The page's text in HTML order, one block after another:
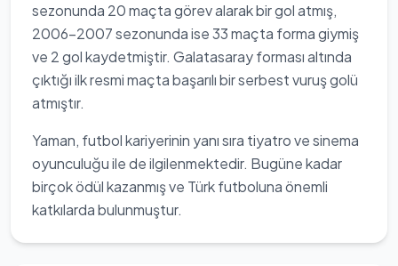
sezonunda 20 maçta görev alarak bir gol atmış,
2006-2007 sezonunda ise 33 maçta forma giymiş
ve 2 gol kaydetmiştir. Galatasaray forması altında
çıktığı ilk resmi maçta başarılı bir serbest vuruş golü
atmıştır.
Yaman, futbol kariyerinin yanı sıra tiyatro ve sinema
oyunculuğu ile de ilgilenmektedir. Bugüne kadar
birçok ödül kazanmış ve Türk futboluna önemli
katkılarda bulunmuştur.